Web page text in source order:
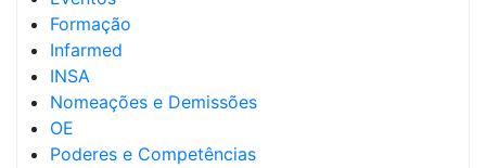
Formação
Infarmed
INSA
Nomeações e Demissões
OE
Poderes e Competências